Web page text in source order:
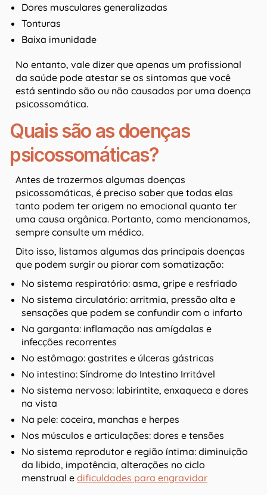
Dores musculares generalizadas
Tonturas
Baixa imunidade
No entanto, vale dizer que apenas um profissional
da saúde pode atestar se os sintomas que você
está sentindo são ou não causados por uma doença
psicossomática.
Quais são as doenças
psicossomáticas?
Antes de trazermos algumas doenças
psicossomáticas, é preciso saber que todas elas
tanto podem ter origem no emocional quanto ter
uma causa orgânica. Portanto, como mencionamos,
sempre consulte um médico.
Dito isso, listamos algumas das principais doenças
que podem surgir ou piorar com somatização:
No sistema respiratório: asma, gripe e resfriado
No sistema circulatório: arritmia, pressão alta e
sensações que podem se confundir com o infarto
Na garganta: inflamação nas amígdalas e
infecções recorrentes
No estômago: gastrites e úlceras gástricas
No intestino: Síndrome do Intestino Irritável
No sistema nervoso: labirintite, enxaqueca e dores
na vista
Na pele: coceira, manchas e herpes
Nos músculos e articulações: dores e tensões
No sistema reprodutor e região íntima: diminuição
da libido, impotência, alterações no ciclo
menstrual e dificuldades para engravidar